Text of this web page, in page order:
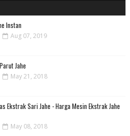
Instan
Aug 07, 2019
Jahe
May 21, 2018
Ekstrak Sari Jahe - Harga Mesin Ekstrak Jahe
May 08, 2018